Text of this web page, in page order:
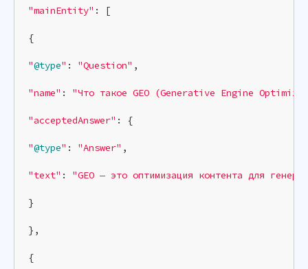
"mainEntity" : [
{
"@type" : "Question" ,
"name" : "Что такое GEO (Generative Engine
"acceptedAnswer" : {
"@type" : "Answer" ,
"text" : "GEO — это оптимизация контента для
}
},
{